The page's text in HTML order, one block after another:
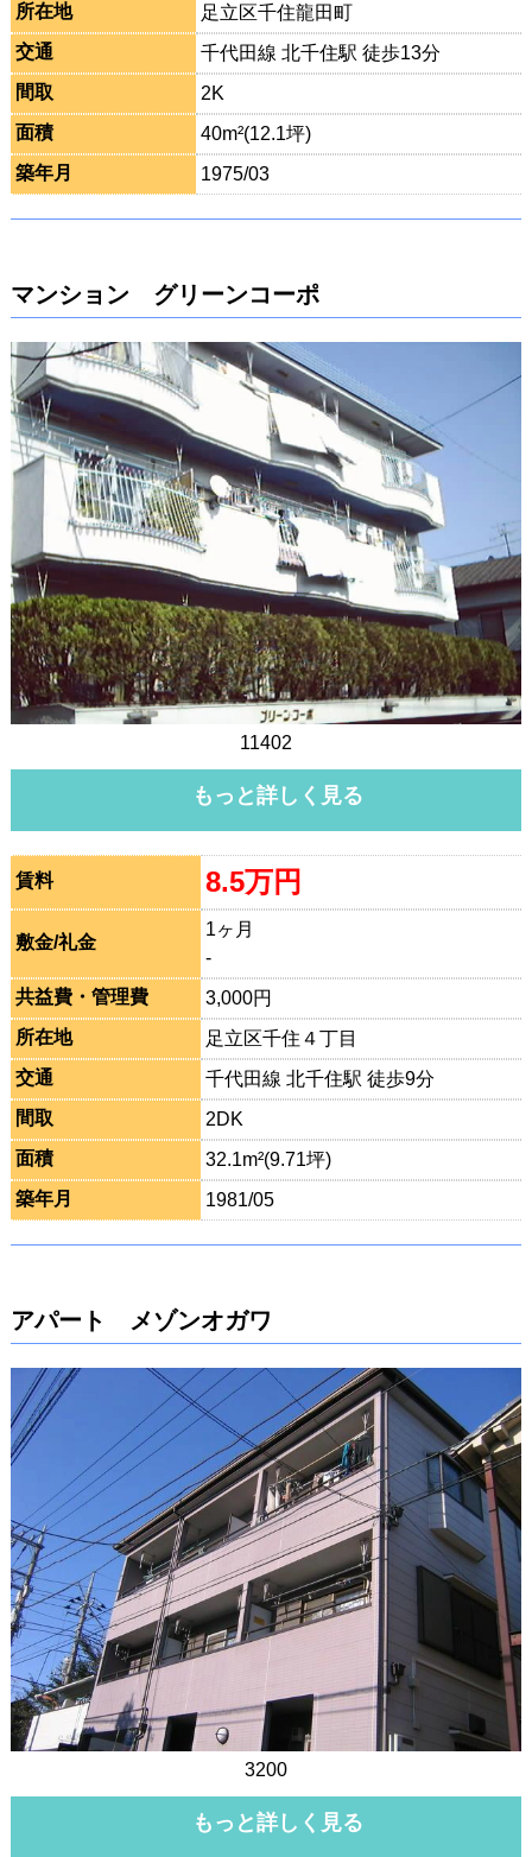
所在地
足立区千住龍田町
交通
千代田線 北千住駅 徒歩13分
間取
2K
面積
40m²(12.1坪)
築年月
1975/03
マンション グリーンコーポ
11402
もっと詳しく見る
賃料 8.5万円
敷金/礼金
1ヶ月
-
共益費・管理費
3,000円
所在地
足立区千住４丁目
交通
千代田線 北千住駅 徒歩9分
間取
2DK
面積
32.1m²(9.71坪)
築年月
1981/05
アパート メゾンオガワ
3200
もっと詳しく見る